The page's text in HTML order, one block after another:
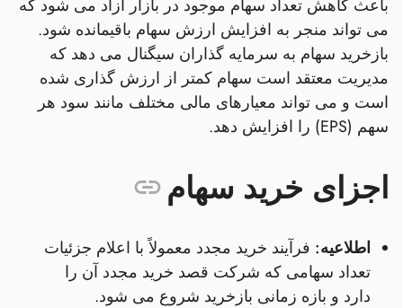
باعث کاهش تعداد سهام موجود در بازار آزاد می شود که
می تواند منجر به افزایش ارزش سهام باقیمانده شود.
بازخرید سهام به سرمایه گذاران سیگنال می دهد که
مدیریت معتقد است سهام کمتر از ارزش گذاری شده
است و می تواند معیارهای مالی مختلف مانند سود هر
سهم (EPS) را افزایش دهد.
اجزای خرید سهام
اطلاعیه: فرآیند خرید مجدد معمولاً با اعلام جزئیات
تعداد سهامی که شرکت قصد خرید مجدد آن را
دارد و بازه زمانی بازخرید شروع می شود.